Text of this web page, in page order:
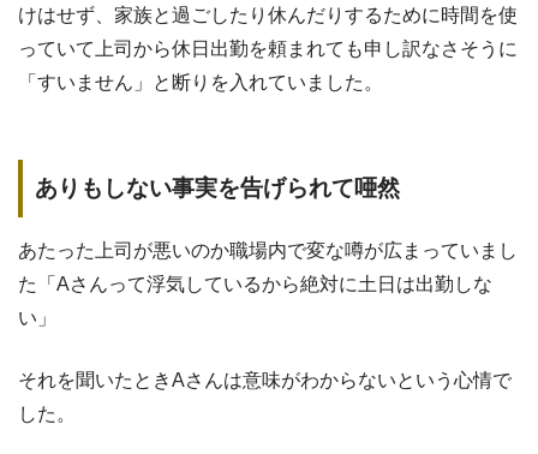
けはせず、家族と過ごしたり休んだりするために時間を使
っていて上司から休日出勤を頼まれても申し訳なさそうに
「すいません」と断りを入れていました。
ありもしない事実を告げられて唖然
あたった上司が悪いのか職場内で変な噂が広まっていまし
た「Aさんって浮気しているから絶対に土日は出勤しな
い」
それを聞いたときAさんは意味がわからないという心情で
した。